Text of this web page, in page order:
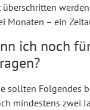
Monaten – ein
ich noch
sollten Folgendes
mindestens zwei